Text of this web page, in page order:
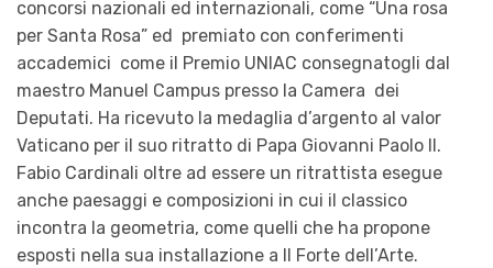
concorsi nazionali ed internazionali, come “Una rosa
per Santa Rosa” ed premiato con conferimenti
accademici come il Premio UNIAC consegnatogli dal
maestro Manuel Campus presso la Camera dei
Deputati. Ha ricevuto la medaglia d’argento al valor
Vaticano per il suo ritratto di Papa Giovanni Paolo II.
Fabio Cardinali oltre ad essere un ritrattista esegue
anche paesaggi e composizioni in cui il classico
incontra la geometria, come quelli che ha propone
esposti nella sua installazione a Il Forte dell’Arte.